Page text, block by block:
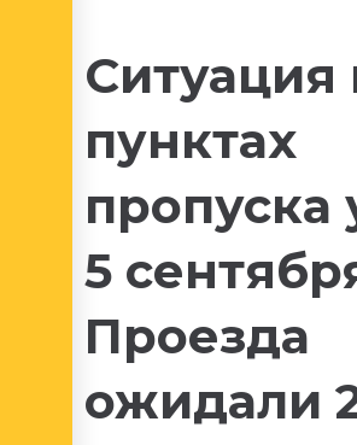
Ситуация
пунктах
пропуска
5
Проезда
ожидали